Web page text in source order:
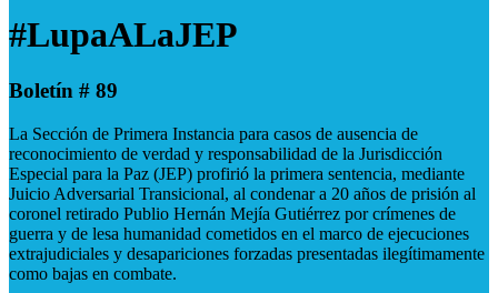
#LupaALaJEP
Boletín # 89
La Sección de Primera Instancia para casos de ausencia de
reconocimiento de verdad y responsabilidad de la Jurisdicción
Especial para la Paz (JEP) profirió la primera sentencia, mediante
Juicio Adversarial Transicional, al condenar a 20 años de prisión al
coronel retirado Publio Hernán Mejía Gutiérrez por crímenes de
guerra y de lesa humanidad cometidos en el marco de ejecuciones
extrajudiciales y desapariciones forzadas presentadas ilegítimamente
como bajas en combate.